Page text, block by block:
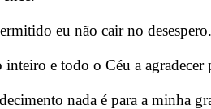
eu não cair no desespero.
e todo o Céu a
nada é para a minha